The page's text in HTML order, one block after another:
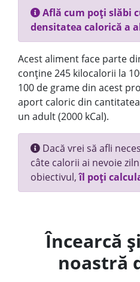
Află cum poți slăbi
densitatea calorică a
Acest aliment face parte
conține 245 kilocalorii la
100 de grame din acest
aport caloric din
un adult (2000 kCal).
Dacă vrei să afli
câte calorii ai nevoie
obiectivul,îl poți
Încearcă
noastră